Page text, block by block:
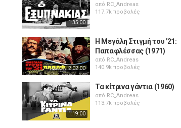
1:35:00
από RC_Andreas
117.7k προβολές
2:02:00
Η Μεγάλη Στιγμή του '21:
Παπαφλέσσας (1971)
από RC_Andreas
140.9k προβολές
1:19:00
Τα κίτρινα γάντια (1960)
από RC_Andreas
113.7k προβολές